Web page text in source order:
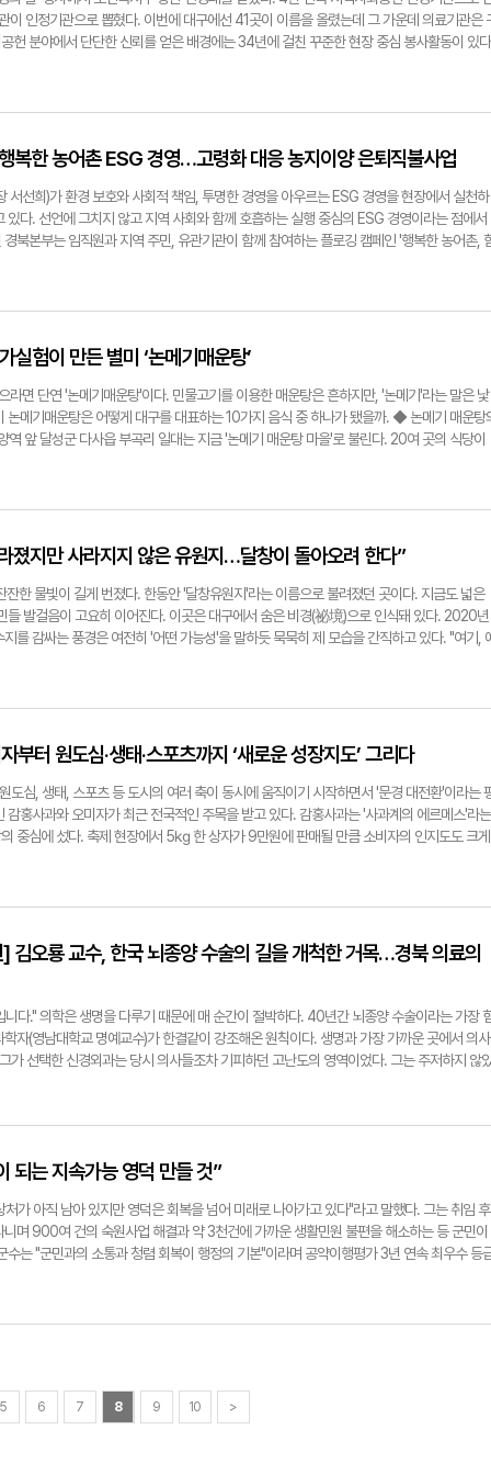
장학' '등대장학' 등 지역 청소년 대상 프로그램으로 학업·진로 지원을 강화하고 있다. 아울
공동체 가치 확산의 또 다른 축이 되고 있다. 글로벌 인재 육성도 속도를 내고 있다. '포스코
연구자를 연결하며 국제적 지식 네트워크를 구축하는 사업으로, 전 세계 인재가 한국에서
년 봉사 등 분야는 다르지만 '지역과 함께 성장한다'는 분명한 목표 아래 유기적으로 연결돼
어지는 구조를 만든 셈이다. 포스코는 앞으로도 산업 경쟁력 강화와 더불어 지역의 지속 가
더하는 활동을 확대해 나갈 계획이다. ※ 본 기사는 광고주 협찬으로 제작됐습니다 김기태
인정기관으로 뽑혔다. 이번에 대구에선 41곳이 이름을 올렸는데 그 가운데 의료기관은
헌 분야에서 단단한 신뢰를 얻은 배경에는 34년에 걸친 꾸준한 현장 중심 봉사활동이 있
·쪽방촌 주민 등 가장 취약한 계층을 직접 찾아가 돌보는 활동을 이어왔다. 오랜 시간 누적된
탄 4만장을 전달해, 생계와 난방 문제가 겹치는 취약계층의 가장 절박한 어려움을 완화하
후원이 아니라 필요한 곳을 직접 찾아가는 방식으로 이뤄져 지역사회 내 신뢰를 더 굳건히
활동은 국경을 넘어 해외로도 확장됐다. 키르기스스탄 카라발타 지역에서 해외 의료 봉사
직접적인 도움을 줬다. 국내 교정시설 제소자에게 탈장(서혜부) 무료수술을 시행하는 등 제
확대해 왔다. 특히 2010년 좌측 서혜부 탈장 무료수술을 받았던 온두라스 국적의 택시기
원을 찾아오자 두 번째 무료수술을 제공한 사례는 의료계에서도 큰 주목을 받았다. 올해 4
관이 되어야 한다는 일념이 구병원의 정체성을 더 탄탄하게 형성해 왔다. 구자일 병원장은
는 일은 의료기관이 감당해야 할 가장 본질적 책무"라며 "앞으로도 도움이 필요한 곳은 어디
헌 활동을 이어가겠다"고 말했다. ※ 본 기사는 광고주 협찬으로 제작됐습니다 강승규기자
복한 농어촌 ESG 경영…고령화 대응 농지이양 은퇴직불사업
서선희)가 환경 보호와 사회적 책임, 투명한 경영을 아우르는 ESG 경영을 현장에서 실천하
있다. 선언에 그치지 않고 지역 사회와 함께 호흡하는 실행 중심의 ESG 경영이라는 점에서
북본부는 임직원과 지역 주민, 유관기관이 함께 참여하는 플로깅 캠페인 '행복한 농어촌,
이어오고 있다. 저수지와 해안가 등 농어촌 현장에서 달리며 쓰레기를 줍는 이 캠페인은 환
계도 한층 강화되고 있다. 청렴 문화 확산을 위한 활동도 눈에 띈다. 경북본부는 대구경북
즈'를 운영하며, 청년 세대가 직접 청렴 아이디어를 발굴하고 SNS를 통해 확산하도록 지원
적립된 기부금은 사회취약계층에 '청렴기부금'으로 전달될 예정이다. 미래 세대가 청렴 문
공헌으로까지 이어진다는 점에서 의미가 크다. 농촌 고령화에 대응한 제도적 지원도 강화하
적인 은퇴와 청년 농업인의 농지 확보를 돕는 '농지이양은퇴직불사업'을 적극 추진 중이다.
지은행에 이양하면 은퇴직불금을 받을 수 있고, 해당 농지는 청년농이나 전업농에게 임대·
경북지역본부장은 "ESG 경영을 기반으로 농업·농촌의 지속 가능성을 높이고, 농업인들이
를 만들어가겠다"며 "농업인의 삶의 질 향상으로 이어지는 공공기관의 역할을 충실히 수행
협찬으로 제작됐습니다 강승규기자 kang@yeongnam.com
험이 만든 별미 ‘논메기매운탕’
라면 단연 '논메기매운탕'이다. 민물고기를 이용한 매운탕은 흔하지만, '논메기'라는 말은 낯
논메기매운탕은 어떻게 대구를 대표하는 10가지 음식 중 하나가 됐을까. ◆ 논메기 매운탕
역 앞 달성군 다사읍 부곡리 일대는 지금 '논메기 매운탕 마을'로 불린다. 20여 곳의 식당이
'매운탕의 성지'로 자리잡기까지는 30여 년의 세월이 필요했다. 논메기 매운탕은 1990년대
. 어느 순간 논메기매운탕은 지역을 대표하는 음식으로 자리 잡았다. 논메기매운탕집을 운
30년 넘는 시간 이곳에서 매운탕을 끓여왔다. 임 사장의 식당이 주택 같은 분위기가 나는
장사를 시작했기 때문이다. ◆ 논메기매운탕…어떤 게 특별해? 손님층은 대부분 어르신이
를 찾는다. 지하철을 타고 문양역에서 내리기만 하면 각 식당의 차량이 직접 픽업을 나간다.
도 훌륭한 외식 코스인 셈이다. 논메기매운탕 한 그릇이면 "집 나간 입맛이 돌아온다"는 어
에서 직접 메기를 기르지는 못하지만, 매운탕은 여전히 '논메기의 맛'을 그대로 구현한다.
장 기본"이라고 말했다. 지역성도 맛을 더한다. 달성군 달천 일대는 '부추 주산지'다. 메기(따
맞는다고. 그래서 지역산 부추를 아낌없이 듬뿍 넣는다. 메기와 채소, 당면이 함께 어우러진
징이다. 자극적인 매운 맛은 없다. 사장님이 살코기를 직접 발라주는 손맛도 특별함을 더한
인 서영현씨는 논메기매운탕에서 가장 인상적인 요소로 '제피 향'을 꼽았다. 서씨는 "첫 숟
가 비린 향을 잡아줘서 깔끔했다"며 "보통 다른 매운탕집은 제피가루를 따로 주는데, 여기
물다"고 했다. 무엇보다 메기를 미리 발라 제공한다는 점을 큰 장점으로 평가했다. 그는 "일
미리 손질해 주시니까 먹기가 훨씬 편하다"고 했다. 시각적인 매력도 인상적이었다고 말했
가 그대로 보이는데, 그게 정말 흥미로웠다"고 평가했다. 특히 부추 맛을 두고 "향이 꽤 강해
어울렸다"며 "마지막에는 이 조합이 정말 괜찮다는 생각이 들었다"고 했다. 매운맛 강도도
수준이라고 전했다. ◆ 집에서 즐기는 논메기매운탕 레시피 식당의 깊은 맛을 완벽히 재
매운탕' 기분은 충분히 낼 수 있다. 1. 재료 준비 : 메기, 부추 등 채소, 당면, 마늘, 된장, 고춧
메기의 지느러미, 내장을 제거하고 깨끗이 씻은 뒤 소금으로 문질러 점액을 제거한다. 3. 양
를 섞어 매운탕용 양념장을 만든다. 4. 국물 내기 : 멸치·다시마 등을 넣고 육수를 우려 기본
졌지만 사라지지 않은 유원지…달창이 돌아오려 한다”
잔한 물빛이 길게 번졌다. 한동안 '달창유원지'라는 이름으로 불려졌던 곳이다. 지금도 넓은
들 발걸음이 고요히 이어진다. 이곳은 대구에서 숨은 비경(祕境)으로 인식돼 있다. 2020년
를 감싸는 풍경은 여전히 '어떤 가능성'을 말하듯 묵묵히 제 모습을 간직하고 있다. "여기,
만난 한 주민 말이 오래도록 귓가에 맴돌았다. 달창저수지는 1972년 농업용수 공급을 위해
정적 지위는 공식적으로 사라졌다. 그러나 아쉬움은 남지만 여전히 주민들의 마음 속에는
군이 다시 이곳을 주목하고 있다. 그 배경엔 지역 환경의 변화다. 테크노폴리스와 국가산단
가 급증하면서 생활형 휴식공간에 대한 수요도 커졌다. 벚꽃길과 도동서원, 비슬산 등 풍부
랫동안 '활용되지 못한 자연자원'으로 지적돼 왔다. 지역민들은 "달성 남부권은 외부 관광객
곳이다. 달창저수지는 그 중심이 될 수 있다"고 했다. 달성군은 내년부터 달창저수지 주변에
을 조성할 계획이다. 수 차례 지적됐던 관광 인프라 부족 문제를 우선 해소해 향후 수변 문
시민들에게 이미 '생활 속 유원지' 역할을 하고 있다. 특히 봄 벚꽃길이 열릴 때면 별도 시설
개발 여부와 상관없이, 달창일대는 오랫동안 지역민의 일상 속에서 힐링 공간으로 자리잡고
부터 원도심·생태·스포츠까지 ‘새로운 성장지도’ 그리다
도심, 생태, 스포츠 등 도시의 여러 축이 동시에 움직이기 시작하면서 '문경 대전환'이라는
감홍사과와 오미자가 최근 전국적인 주목을 받고 있다. 감홍사과는 '사과계의 에르메스'라는
중심에 섰다. 축제 현장에서 5㎏ 한 상자가 9만원에 판매될 만큼 소비자의 인지도도 크게
APEC 정상회의 공식 납품되면서 '국가 대표 사과'로 자리매김하고 있다. 오랜 효자 작목인
월드와 연결되면서 관광 동선이 확장됐고, 음식점·상점 매출 역시 눈에 띄게 증가했다. 곧
지 더해지면 이곳은 문경 관광의 또 다른 축으로 성장할 전망이다. 지난 봄 열린 점촌점빵길
원도심의 변화를 직접적으로 보여줬다. 문경시는 내년부터 이 축제를 전국 단위 도심형 대표
여하는 플랫폼으로 확대할 계획이다. 원도심 활성화 프로젝트로 추진 중인 '닻별거리 조성
천여 명의 팬덤을 보유한 가수 박서진 씨의 팬클럽 이름으로 국내 최초로 '팬클럽명'을 공식
계적으로 우체국 구간과 중앙시장을 연결하는 대규모 특화거리로 확장되며, 문경푸드페스
이고 머무는 거리'로 조성 된다. 문경시는 돌리네습지를 시민과 관광객이 '직접 느끼는 생태
, 학생 생태체험 프로그램 등 다양한 활동에 올해만 800여 명이 참여했다. 내년에는 경북
결돼 관광권역의 확장 효과도 기대된다. 문경에서 급성장하는 분야는 스포츠 산업이다. 특
만들었다. 올해 열린 '제4회 문경새재배 전국파크골프대회'는 전국에서 2천300여 명의 동호
지역 숙박업소·전통시장·음식점이 모두 활기를 띠며 '스포츠가 지역경제의 효자'임을 증명했
류형 스포츠 인프라 확대, '2031 세계군인체육대회' 유치 추진 등 '전국 최고의 스포츠·레저
현국 문경시장은 "문경의 변화는 이제 시작이며, 농업·산업·문화·관광·스포츠가 유기적으
고 밝혔다. 강남진기자 75kangnj@yeongnam.com
김오룡 교수, 한국 뇌종양 수술의 길을 개척한 거목…경북 의료의
다." 의학은 생명을 다루기 때문에 매 순간이 절박하다. 40년간 뇌종양 수술이라는 가장
자(영남대학교 명예교수)가 한결같이 강조해온 원칙이다. 생명과 가장 가까운 곳에서 의사
가 선택한 신경외과는 당시 의사들조차 기피하던 고난도의 영역이었다. 그는 주저하지 않
술과 연구의 한 축을 세우는 기반이 됐다. 총장·기관장이 아닌, 다시 '의사이자 과학자'의 자
문성과 경륜은 경북이 직면한 의료 불균형 문제 해결의 핵심 자산으로 주목받고 있다. 지역
과의 토대를 세우다 대구에서 태어난 김 교수는 경북대 의학과에서 학사·석사·박사 학위
는 순간의 판단력, 고도의 집중력, 전신을 소모하는 체력이 동시에 요구되는 영역이었다. 그
누군가는 해야 한다"는 신념으로 뇌종양 분야에 뛰어들었다. 젊은 시절 의료봉사 현장에서
다'는 태도는 그의 선택을 오랜 기간 지탱한 가치였다. 환자의 생명과 직결되는 선택 앞에
가 집도한 뇌수술은 총 4천300건. 그중 뇌종양 수술이 1천800건, 뇌손상·응급 뇌수술이 2
있었다. 그는 현미경 미세수술 기법 도입, 환자 감시장치 개선, 수술 접근법 연구 등 기반 확
"고 말하던 시절, 그 중심에는 늘 김 교수가 있었다. ◆ 국제무대의 격차를 돌파한 연구자…
초, 김 교수는 미국 Mayo Clinic, NYU, UCLA 등 세계 최고 신경외과 기관에서 연수하며
되는 지속가능 영덕 만들 것”
가 아직 남아 있지만 영덕은 회복을 넘어 미래로 나아가고 있다"라고 말했다. 그는 취임 후
며 900여 건의 숙원사업 해결과 약 3천건에 가까운 생활민원 불편을 해소하는 등 군민이
수는 "군민과의 소통과 청렴 회복이 행정의 기본"이라며 공약이행평가 3년 연속 최우수 등
복을 성과로 꼽았다. 또 그는 영덕의 미래 경쟁력을 결정할 성장축으로 3대 전략을 제시했
를 넘어 지역경제를 실질적으로 견인하는 산업으로 확실해졌기에 영덕 경제의 보이지 않는
다"라고 강조했다. 그리고 그는 "군민이 주도하는 삼각축 성장 전략을 중심으로 2040년 지속
5 6 7 8 9 10 >